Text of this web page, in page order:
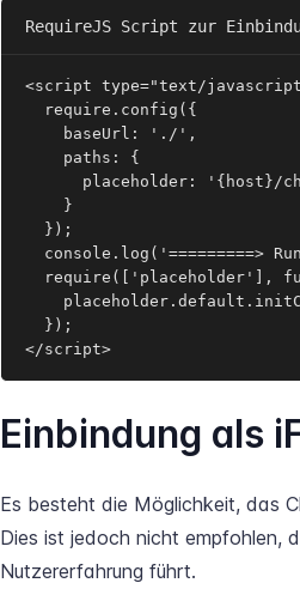
RequireJS Script zur
<script type="text/
  require.config({
    baseUrl: './',
    paths: {
placeholder: '{host}/
    }
  });
console.log('=========>
require(['placeholder'],
  });
</script>
Einbindung als
Es besteht die Möglichkeit, das
Dies ist jedoch nicht empfohlen,
Nutzererfahrung führt.